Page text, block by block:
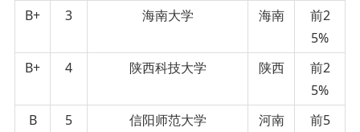
B+
3 海南大学 海南
前2
5%
B+
4 陕西科技大学 陕西
前2
5%
B
5 信阳师范大学 河南
前5